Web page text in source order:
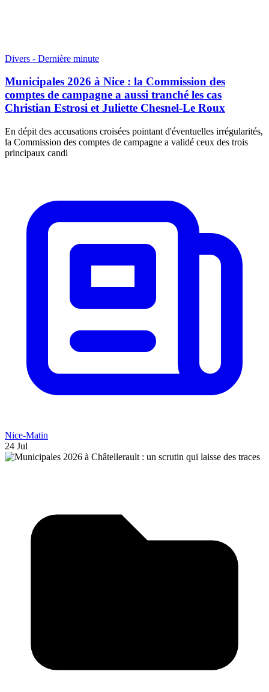
Divers - Dernière minute
Municipales 2026 à Nice : la Commission des
comptes de campagne a aussi tranché les cas
Christian Estrosi et Juliette Chesnel-Le Roux
En dépit des accusations croisées pointant d'éventuelles irrégularités,
la Commission des comptes de campagne a validé ceux des trois
principaux candi
Nice-Matin
24 Jul